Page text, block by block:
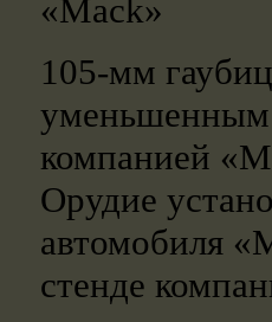
105-мм
уменьшенным
компанией
Орудие
автомобиля
стенде